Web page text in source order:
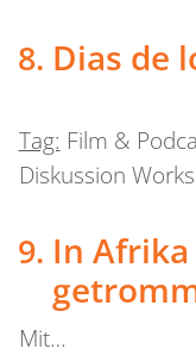
Dias de
Tag: Film &
Diskussion
In
Mit…